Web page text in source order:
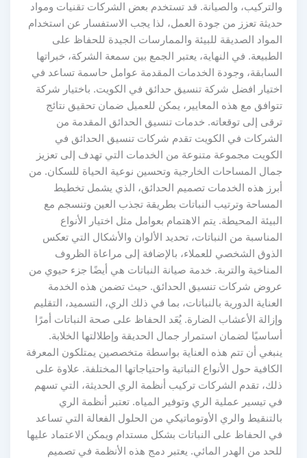
والتركيب، والصيانة. قد تستخدم بعض الشركات تقنيات ومواد
حديثة تعزز من جودة العمل، لذا يجب الاستفسار عن استخدام
المواد الصديقة للبيئة والممارسات الجيدة للحفاظ على
الطبيعة. في النهاية، يعتبر الجمع بين سمعة الشركة، خبراتها
السابقة، وجودة الخدمات المقدمة عوامل حاسمة تساعد في
اختيار افضل شركة تنسيق حدائق في الكويت. باختيار شركة
تتوافق مع هذه المعايير، يمكن للعميل ضمان تحقيق نتائج
ترقى إلى توقعاته. خدمات تنسيق الحدائق المقدمة من
الشركات في الكويت تقدم شركات تنسيق الحدائق في
الكويت مجموعة متنوعة من الخدمات التي تهدف إلى تعزيز
جمال المساحات الخارجية وتحسين نوعية الحياة للسكان. من
أبرز هذه الخدمات تصميم الحدائق، الذي يشمل تخطيط
المساحة وترتيب النباتات بطريقة تجذب العين وتنسجم مع
البيئة المحيطة. يتم الاهتمام بعوامل مثل اختيار الأنواع
المناسبة من النباتات، تحديد الألوان والأشكال التي تعكس
الذوق الشخصي للعملاء، بالإضافة إلى مراعاة الظروف
المناخية والتربة. خدمة صيانة النباتات هي أيضًا جزء حيوي من
عروض شركات تنسيق الحدائق. حيث تضمن هذه الخدمة
العناية الدورية بالنباتات، بما في ذلك الري، التسميد، التقليم
وإزالة الأعشاب الضارة. يُعَد الحفاظ على صحة النباتات أمرًا
أساسيًا لضمان استمرار جمال الحديقة وإطلالتها الخلابة.
ينبغي أن تتم هذه العناية بواسطة متخصصين يمتلكون المعرفة
الكافية حول الأنواع النباتية واحتياجاتها المختلفة. علاوة على
ذلك، تقدم الشركات تركيب أنظمة الري الحديثة، التي تسهم
في تيسير عملية الري وتوفير المياه. تعتبر أنظمة الري
بالتنقيط والري الأوتوماتيكي من الحلول الفعالة التي تساعد
في الحفاظ على النباتات بشكل مستدام ويمكن الاعتماد عليها
للحد من الهدر المائي. يعتبر دمج هذه الأنظمة في تصميم